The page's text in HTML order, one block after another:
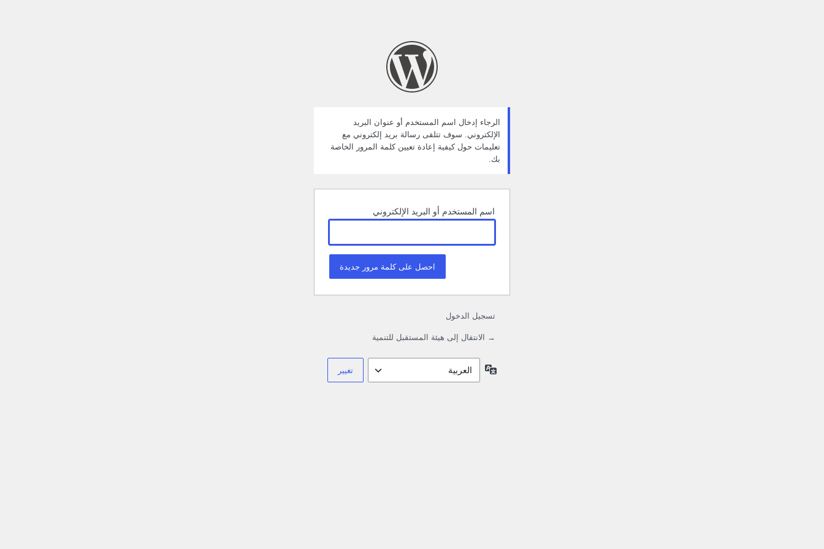
الرجاء إدخال اسم المستخدم أو عنوان البريد
الإلكتروني. سوف تتلقى رسالة بريد إلكتروني مع
تعليمات حول كيفية إعادة تعيين كلمة المرور الخاصة
بك.
اسم المستخدم أو البريد الإلكتروني
تسجيل الدخول
→ الانتقال إلى هيئة المستقبل للتنمية
اللغة